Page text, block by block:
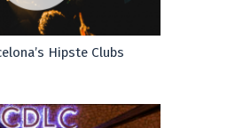
Hipste Clubs